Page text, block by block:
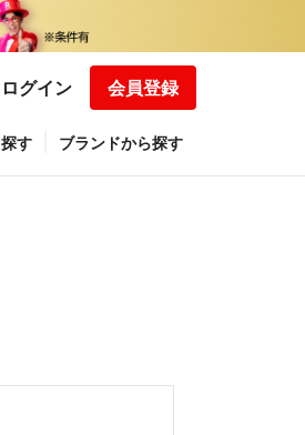
ログイン 会員登録
す ブランドから探す